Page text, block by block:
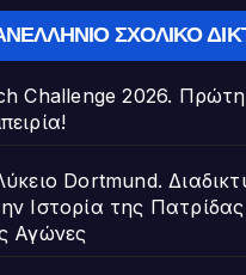
ΣΧΟΛΙΚΌ
Challenge 2026.
Dortmund.
Ιστορία της
Αγώνες